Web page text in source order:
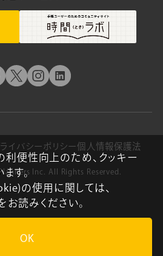
イバシーポリシー個人情報保護法
Inc. All Rights Reserved.
利便性向上のため、クッキー
す。
の使用に関しては、
をお読みください。
OK